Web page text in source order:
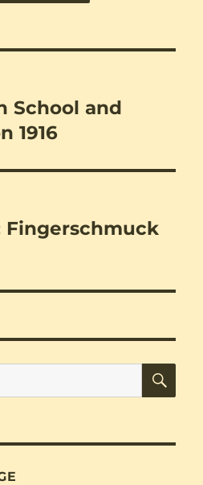
School and
1916
Fingerschmuck